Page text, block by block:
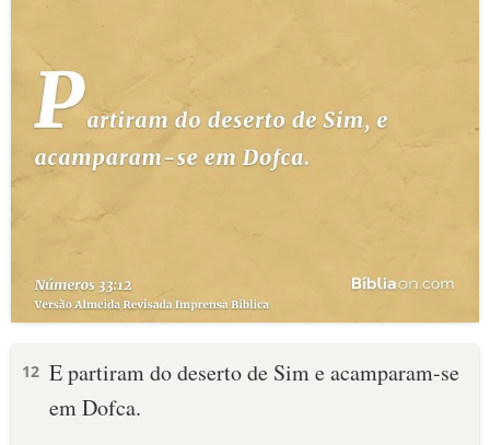
12 E partiram do deserto de Sim e acamparam-se
em Dofca.